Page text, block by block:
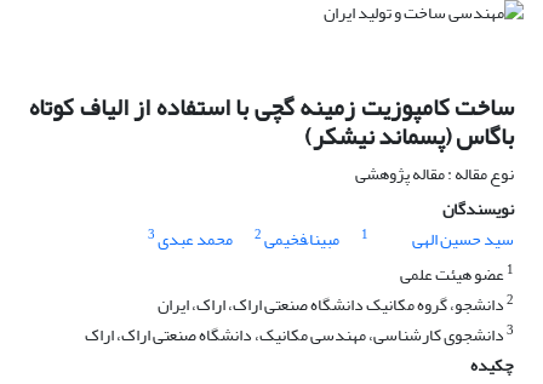
ساخت کامپوزیت زمینه گچی با استفاده از الیاف کوتاه
باگاس (پسماند نیشکر)
نوع مقاله : مقاله پژوهشی
نویسندگان
سید حسین الهی
1 مبینا ّفخیمی2 محمد عبدی3
1عضو هیئت علمی
2دانشجو، گروه مکانیک دانشگاه صنعتی اراک، اراک، ایران
3دانشجوی کارشناسی، مهندسی مکانیک، دانشگاه صنعتی اراک، اراک
چکیده